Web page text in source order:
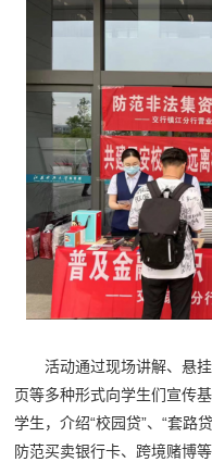
活动通过现场讲解、悬
页等多种形式向学生们宣传
学生，介绍“校园贷”、“套路
防范买卖银行卡、跨境赌博